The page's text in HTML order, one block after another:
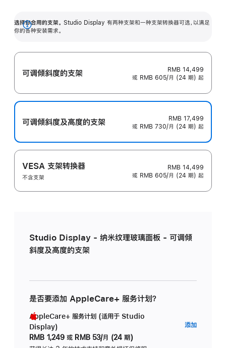
选择你合用的支架。 Studio Display 有两种支架和一种支架转换器可选，以满足
你的各种安装需求。
展
可调倾斜度的支架
RMB 14,499
或 RMB 605/月 (24 期) 起
可调倾斜度及高‍度的支‍架
RMB 17,499
或 RMB 730/月 (24 期) 起
VESA 支架转换器
不含支架
RMB 14,499
或 RMB 605/月 (24 期) 起
Studio Display - 纳米纹理玻璃面板 - 可调倾
斜度及高度的支架
是否要添加 AppleCare+ 服务计划？
AppleCare+ 服务计划 (适用于 Studio
Display)
RMB 1,249 或 RMB 53/月 (24 期)
添加